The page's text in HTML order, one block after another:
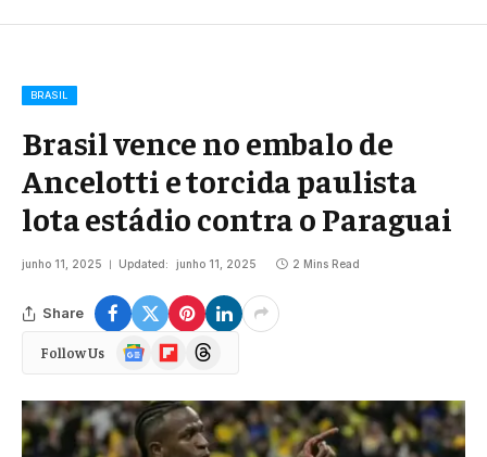
BRASIL
Brasil vence no embalo de
Ancelotti e torcida paulista
lota estádio contra o Paraguai
junho 11, 2025 Updated: junho 11, 2025 2 Mins Read
Share
Follow Us
Google
News
FlipboardThreads